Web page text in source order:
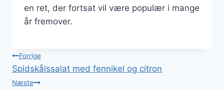
en ret, der fortsat vil være populær i mange
år fremover.
Indlægsnavigation
Forrige
Spidskålssalat med fennikel og citron
Næste